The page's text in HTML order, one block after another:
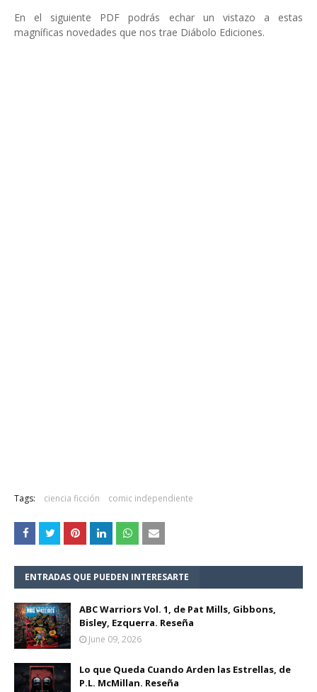
En el siguiente PDF podrás echar un vistazo a estas
magníficas novedades que nos trae Diábolo Ediciones.
Tags: ciencia ficción comic independiente
ENTRADAS QUE PUEDEN INTERESARTE
ABC Warriors Vol. 1, de Pat Mills, Gibbons,
Bisley, Ezquerra. Reseña
June 09, 2026
Lo que Queda Cuando Arden las Estrellas, de
P.L. McMillan. Reseña